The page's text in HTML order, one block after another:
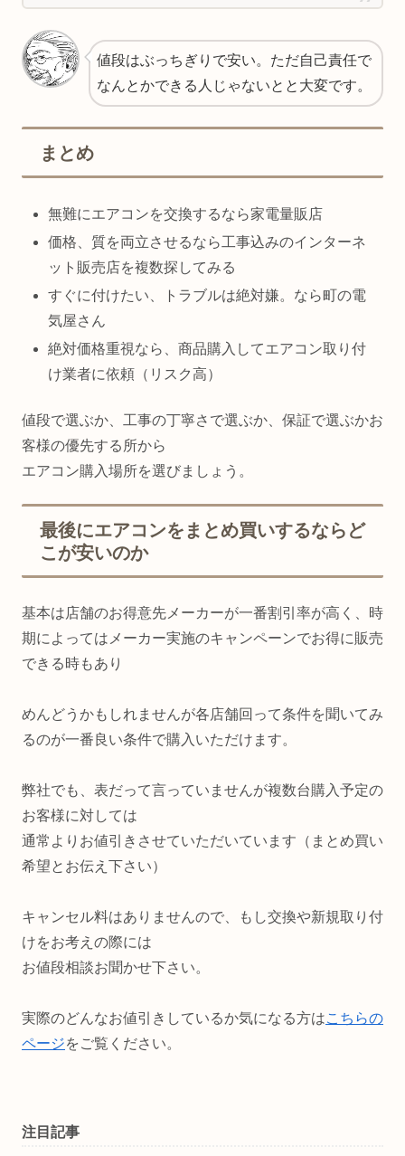
値段はぶっちぎりで安い。ただ自己責任で
なんとかできる人じゃないとと大変です。
まとめ
無難にエアコンを交換するなら家電量販店
価格、質を両立させるなら工事込みのインターネ
ット販売店を複数探してみる
すぐに付けたい、トラブルは絶対嫌。なら町の電
気屋さん
絶対価格重視なら、商品購入してエアコン取り付
け業者に依頼（リスク高）
値段で選ぶか、工事の丁寧さで選ぶか、保証で選ぶかお
客様の優先する所から
エアコン購入場所を選びましょう。
最後にエアコンをまとめ買いするならど
こが安いのか
基本は店舗のお得意先メーカーが一番割引率が高く、時
期によってはメーカー実施のキャンペーンでお得に販売
できる時もあり
めんどうかもしれませんが各店舗回って条件を聞いてみ
るのが一番良い条件で購入いただけます。
弊社でも、表だって言っていませんが複数台購入予定の
お客様に対しては
通常よりお値引きさせていただいています（まとめ買い
希望とお伝え下さい）
キャンセル料はありませんので、もし交換や新規取り付
けをお考えの際には
お値段相談お聞かせ下さい。
実際のどんなお値引きしているか気になる方はこちらの
ページをご覧ください。
注目記事